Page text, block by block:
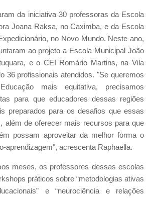
da iniciativa 30 professoras da Escola
Joana Raksa, no Caximba, e da Escola
no Novo Mundo. Neste ano,
ao projeto a Escola Municipal João
e o CEI Romário Martins, na Vila
36 profissionais atendidos. "Se queremos
mais equitativa, precisamos
para que educadores dessas regiões
preparados para os desafios que essas
além de oferecer mais recursos para que
possam aproveitar da melhor forma o
aprendizagem", acrescenta Raphaella.
meses, os professores dessas escolas
práticos sobre “metodologias ativas
e “neurociência e relações